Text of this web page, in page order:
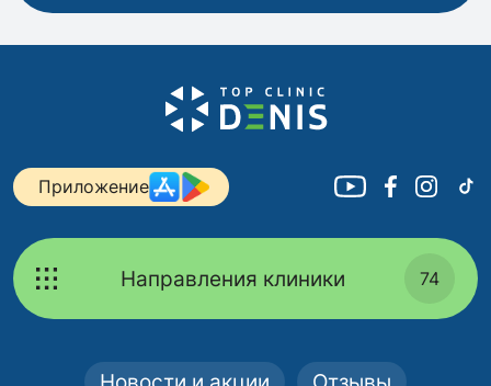
Приложение
Направления клиники 74